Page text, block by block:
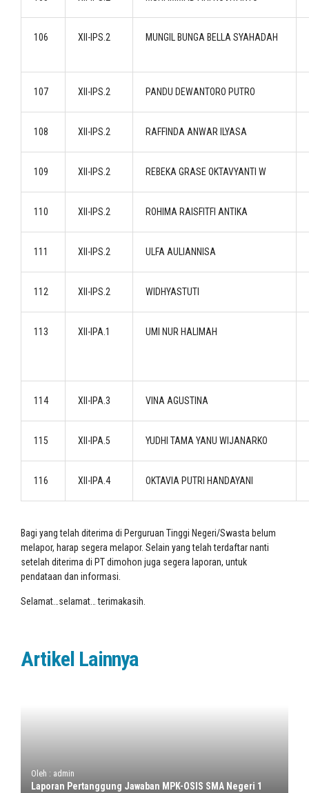
106 XII-IPS.2 MUNGIL BUNGA BELLA SYAHADAH
107 XII-IPS.2 PANDU DEWANTORO PUTRO
108 XII-IPS.2 RAFFINDA ANWAR ILYASA
109 XII-IPS.2 REBEKA GRASE OKTAVYANTI W
110 XII-IPS.2 ROHIMA RAISFITFI ANTIKA
111 XII-IPS.2 ULFA AULIANNISA
112 XII-IPS.2 WIDHYASTUTI
113 XII-IPA.1 UMI NUR HALIMAH
114 XII-IPA.3 VINA AGUSTINA
115 XII-IPA.5 YUDHI TAMA YANU WIJANARKO
116 XII-IPA.4 OKTAVIA PUTRI HANDAYANI
Bagi yang telah diterima di Perguruan Tinggi Negeri/Swasta belum
melapor, harap segera melapor. Selain yang telah terdaftar nanti
setelah diterima di PT dimohon juga segera laporan, untuk
pendataan dan informasi.
Selamat…selamat… terimakasih.
Artikel Lainnya
Oleh : admin
Laporan Pertanggung Jawaban MPK-OSIS SMA Negeri 1